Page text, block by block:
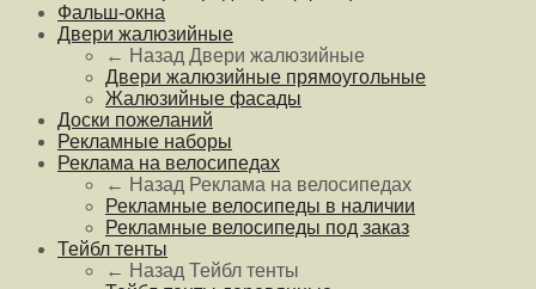
Фальш-окна
Двери жалюзийные
← Назад Двери жалюзийные
Двери жалюзийные прямоугольные
Жалюзийные фасады
Доски пожеланий
Рекламные наборы
Реклама на велосипедах
← Назад Реклама на велосипедах
Рекламные велосипеды в наличии
Рекламные велосипеды под заказ
Тейбл тенты
← Назад Тейбл тенты